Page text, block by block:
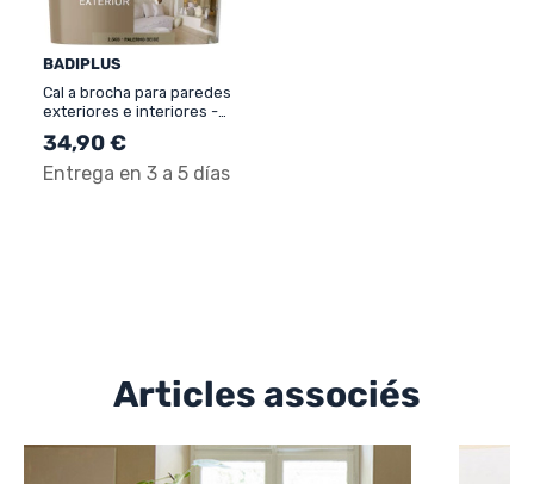
BADIPLUS
Cal a brocha para paredes
exteriores e interiores -
34,90 €
Entrega en 3 a 5 días
Articles associés